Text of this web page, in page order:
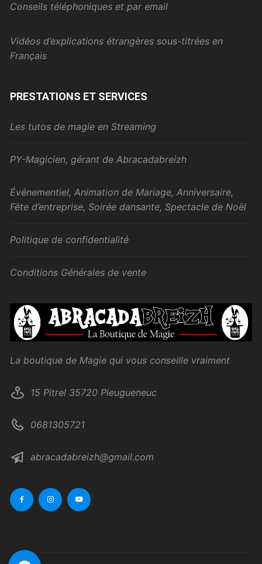
Conseils téléphoniques et par email
Vidéos d’explications étrangères sous-titrées en
Français
PRESTATIONS ET SERVICES
Les tutos de magie en Streaming
PY-Magicien, gérant de Abracadabreizh
Événementiel, Animation de Mariage, Anniversaire,
Fête d’entreprise, Soirée dansante, Spectacle de Noël
Politique de confidentialité
Conditions Générales de vente
La boutique de Magie qui vous conseille vraiment
15 Pitrel 35720 Pleugueneuc
0681305721
abracadabreizh@gmail.com